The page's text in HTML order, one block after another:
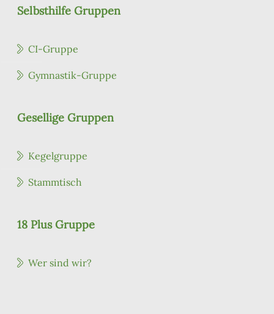
Selbsthilfe Gruppen
CI-Gruppe
Gymnastik-Gruppe
Gesellige Gruppen
Kegelgruppe
Stammtisch
18 Plus Gruppe
Wer sind wir?